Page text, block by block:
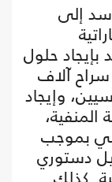
إلى
بإيجاد حلول
آلاف
وإيجاد
بموجب
تعديل دستوري